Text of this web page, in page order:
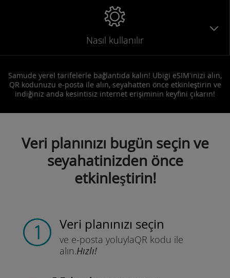
Nasıl kullanılır
Samude yerel tarifelerle bağlantıda kalın! Ubigi eSIM'inizi alın,
QR kodunuzu e-posta ile alın, seyahatten önce etkinleştirin ve
indiğiniz anda kesintisiz internet erişiminin keyfini çıkarın!
Veri planınızı bugün seçin ve
seyahatinizden önce
etkinleştirin!
Veri planınızı seçin
ve e-posta yoluylaQR kodu ile
alın.Hızlı!